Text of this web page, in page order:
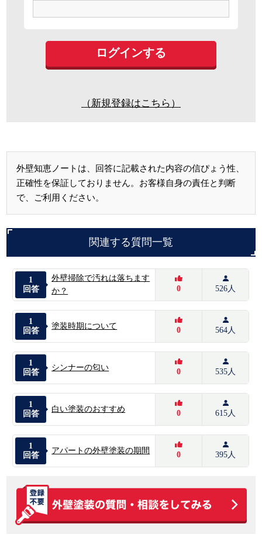
（新規登録はこちら）
外壁知恵ノートは、回答に記載された内容の信ぴょう性、
正確性を保証しておりません。お客様自身の責任と判断
で、ご利用ください。
関連する質問一覧
1
回答
外壁掃除で汚れは落ちます
か？
0 526人
1
回答
塗装時期について 0 564人
1
回答
シンナーの匂い 0 535人
1
回答
白い塗装のおすすめ 0 615人
1
回答
アパートの外壁塗装の期間 0 395人